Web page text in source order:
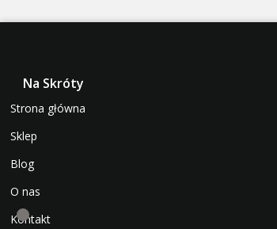
Na Skróty
Strona główna
Sklep
Blog
O nas
Kontakt